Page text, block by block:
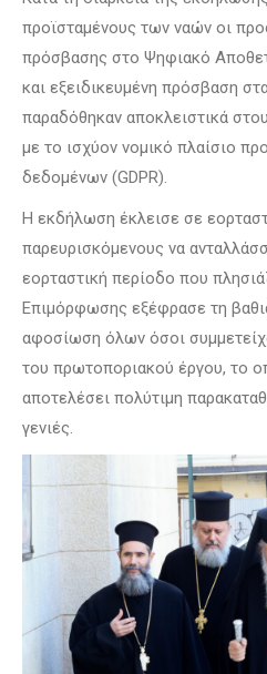
προϊσταμένους των ναών οι
πρόσβασης στο Ψηφιακό
και εξειδικευμένη πρόσβαση
παραδόθηκαν αποκλειστικά
με το ισχύον νομικό πλαίσιο
δεδομένων (GDPR).
Η εκδήλωση έκλεισε σε
παρευρισκόμενους να
εορταστική περίοδο που
Επιμόρφωσης εξέφρασε τη
αφοσίωση όλων όσοι
του πρωτοποριακού έργου, το
αποτελέσει πολύτιμη
γενιές.